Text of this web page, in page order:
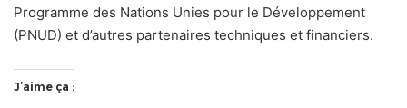
Programme des Nations Unies pour le Développement
(PNUD) et d’autres partenaires techniques et financiers.
J’aime ça :